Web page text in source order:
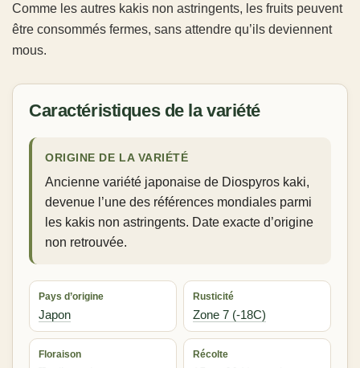
Comme les autres kakis non astringents, les fruits peuvent
être consommés fermes, sans attendre qu’ils deviennent
mous.
Caractéristiques de la variété
ORIGINE DE LA VARIÉTÉ
Ancienne variété japonaise de Diospyros kaki,
devenue l’une des références mondiales parmi
les kakis non astringents. Date exacte d’origine
non retrouvée.
Pays d’origine
Japon
Rusticité
Zone 7 (-18C)
Floraison Récolte